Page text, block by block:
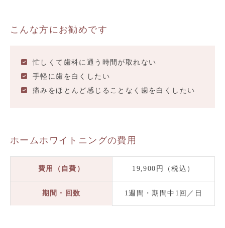
こんな方にお勧めです
忙しくて歯科に通う時間が取れない
手軽に歯を白くしたい
痛みをほとんど感じることなく歯を白くしたい
ホームホワイトニングの費用
費用（自費） 19,900円（税込）
期間・回数 1週間・期間中1回／日